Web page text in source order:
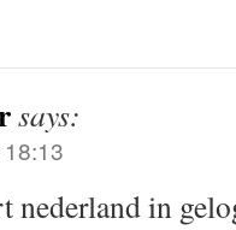
says:
nederland in